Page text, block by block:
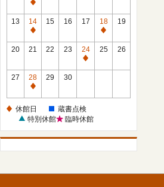
休
館
日
13
14
休
館
15 16 17
18
休
館
19
20 21 22 23
24
休
25 26
27
28
休
日
29 30
休館日
蔵書点検
特別休館
臨時休館